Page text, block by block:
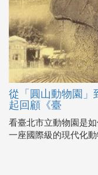
從「圓山動物園」
起回顧《臺
看臺北市立動物園是
一座國際級的現代化動